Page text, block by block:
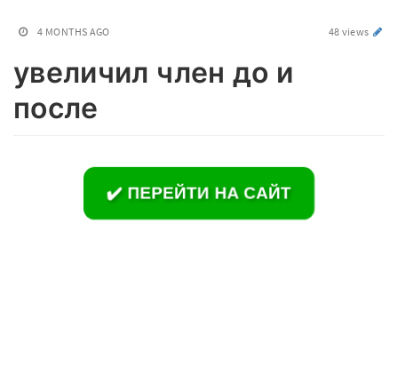
4 MONTHS AGO 48 views
увеличил член до и
после
✔️ ПЕРЕЙТИ НА САЙТ